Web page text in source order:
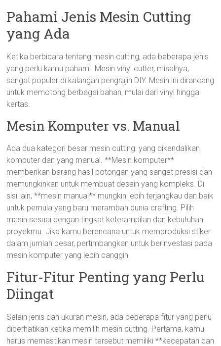
Pahami Jenis Mesin Cutting
yang Ada
Ketika berbicara tentang mesin cutting, ada beberapa jenis
yang perlu kamu pahami. Mesin vinyl cutter, misalnya,
sangat populer di kalangan pengrajin DIY. Mesin ini dirancang
untuk memotong berbagai bahan, mulai dari vinyl hingga
kertas.
Mesin Komputer vs. Manual
Ada dua kategori besar mesin cutting: yang dikendalikan
komputer dan yang manual. **Mesin komputer**
memberikan barang hasil potongan yang sangat presisi dan
memungkinkan untuk membuat desain yang kompleks. Di
sisi lain, **mesin manual** mungkin lebih terjangkau dan baik
untuk pemula yang baru merambah dunia crafting. Pilih
mesin sesuai dengan tingkat keterampilan dan kebutuhan
proyekmu. Jika kamu berencana untuk memproduksi stiker
dalam jumlah besar, pertimbangkan untuk berinvestasi pada
mesin komputer yang lebih canggih.
Fitur-Fitur Penting yang Perlu
Diingat
Selain jenis dan ukuran mesin, ada beberapa fitur yang perlu
diperhatikan ketika memilih mesin cutting. Pertama, kamu
harus memastikan mesin tersebut memiliki **kecepatan dan